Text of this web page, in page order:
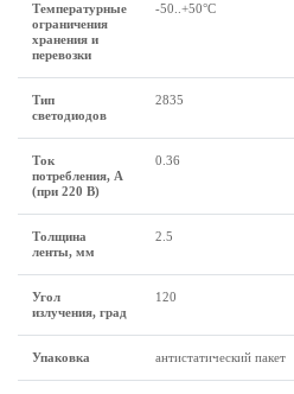
Температурные
ограничения
хранения и
перевозки
-50..+50°C
Тип
светодиодов
2835
Ток
потребления, А
(при 220 В)
0.36
Толщина
ленты, мм
2.5
Угол
излучения, град
120
Упаковка антистатический пакет